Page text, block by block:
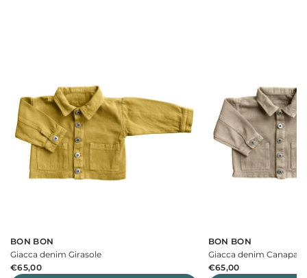
BON BON
Giacca denim Girasole
€65,00
BON BON
Giacca denim Canapa
€65,00